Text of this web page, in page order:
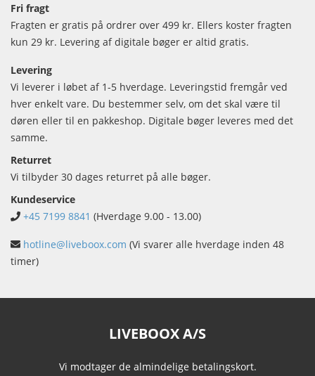
Fri fragt
Fragten er gratis på ordrer over 499 kr. Ellers koster fragten
kun 29 kr. Levering af digitale bøger er altid gratis.
Levering
Vi leverer i løbet af 1-5 hverdage. Leveringstid fremgår ved
hver enkelt vare. Du bestemmer selv, om det skal være til
døren eller til en pakkeshop. Digitale bøger leveres med det
samme.
Returret
Vi tilbyder 30 dages returret på alle bøger.
Kundeservice
+45 7199 8841 (Hverdage 9.00 - 13.00)
hotline@liveboox.com (Vi svarer alle hverdage inden 48
timer)
LIVEBOOX A/S
Vi modtager de almindelige betalingskort.